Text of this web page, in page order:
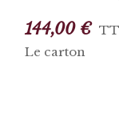
144,00 €
Le carton